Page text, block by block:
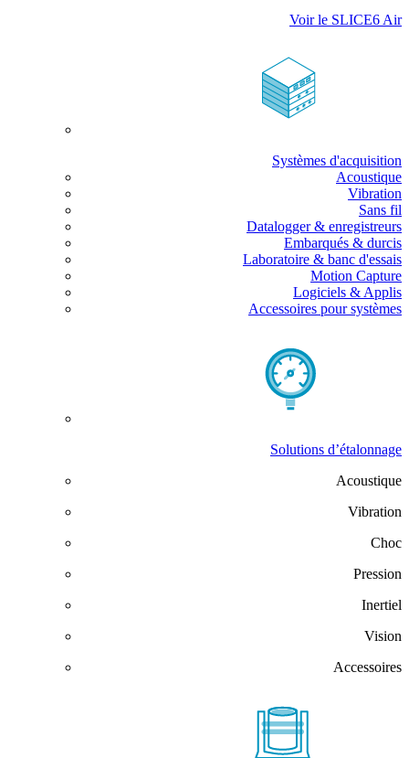
Voir le SLICE6 Air
Systèmes d'acquisition
Acoustique
Vibration
Sans fil
Datalogger & enregistreurs
Embarqués & durcis
Laboratoire & banc d'essais
Motion Capture
Logiciels & Applis
Accessoires pour systèmes
Solutions d’étalonnage
Acoustique
Vibration
Choc
Pression
Inertiel
Vision
Accessoires